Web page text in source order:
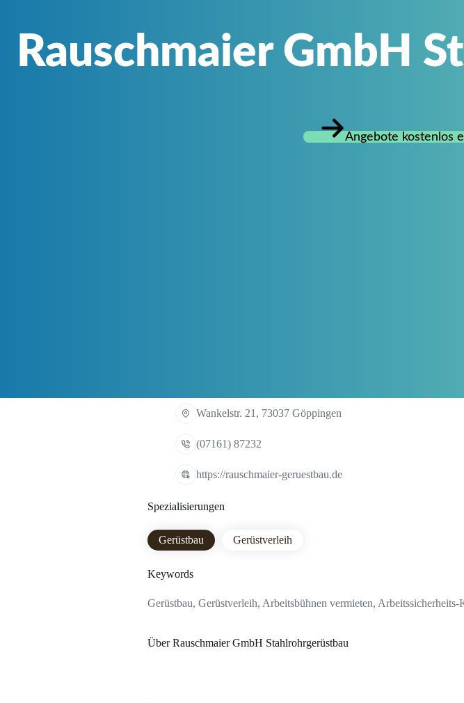
Rauschmaier GmbH
Angebote kostenlos
Wankelstr. 21, 73037 Göppingen
(07161) 87232
https://rauschmaier-geruestbau.de
Spezialisierungen
Gerüstbau Gerüstverleih
Keywords
Gerüstbau, Gerüstverleih, Arbeitsbühnen vermieten,
Über Rauschmaier GmbH Stahlrohrgerüstbau